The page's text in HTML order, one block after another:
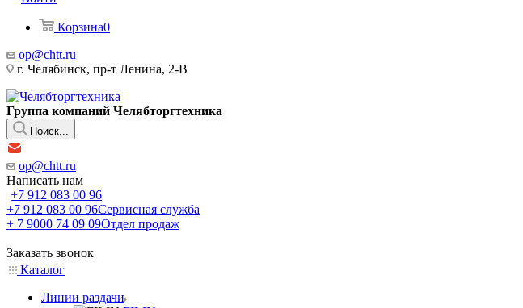
Корзина0
op@chtt.ru
г. Челябинск, пр-т Ленина, 2-В
Группа компаний Челябторгтехника
Поиск...
op@chtt.ru
Написать нам
+7 912 083 00 96
+7 912 083 00 96Сервисная служба
+ 7 9000 74 09 09Отдел продаж
Заказать звонок
Каталог
Линии раздачи